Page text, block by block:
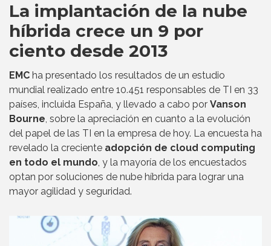
La implantación de la nube
híbrida crece un 9 por
ciento desde 2013
EMC ha presentado los resultados de un estudio
mundial realizado entre 10.451 responsables de TI en 33
países, incluida España, y llevado a cabo por Vanson
Bourne, sobre la apreciación en cuanto a la evolución
del papel de las TI en la empresa de hoy. La encuesta ha
revelado la creciente adopción de cloud computing
en todo el mundo, y la mayoría de los encuestados
optan por soluciones de nube híbrida para lograr una
mayor agilidad y seguridad.